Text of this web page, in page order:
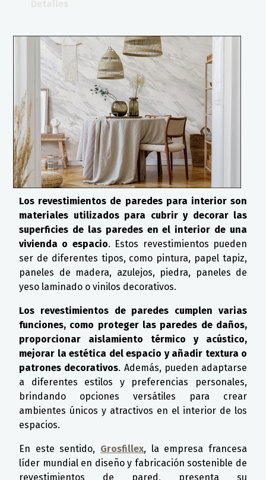
Los revestimientos de paredes para interior son
materiales utilizados para cubrir y decorar las
superficies de las paredes en el interior de una
vivienda o espacio. Estos revestimientos pueden
ser de diferentes tipos, como pintura, papel tapiz,
paneles de madera, azulejos, piedra, paneles de
yeso laminado o vinilos decorativos.
Los revestimientos de paredes cumplen varias
funciones, como proteger las paredes de daños,
proporcionar aislamiento térmico y acústico,
mejorar la estética del espacio y añadir textura o
patrones decorativos. Además, pueden adaptarse
a diferentes estilos y preferencias personales,
brindando opciones versátiles para crear
ambientes únicos y atractivos en el interior de los
espacios.
En este sentido, Grosfillex, la empresa francesa
líder mundial en diseño y fabricación sostenible de
revestimientos de pared, presenta su